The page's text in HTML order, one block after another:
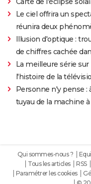
Le ciel offrira un
réunira deux
Illusion d'optique :
de chiffres cachée
La meilleure série
l'histoire de la
Personne n'y pense :
tuyau de la machine
Qui sommes-nous ?
Tous les articles
RSS
Paramétrer les cookies